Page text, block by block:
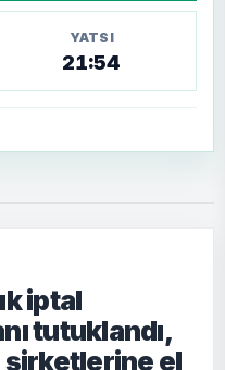
YATSI
21:54
iptal
tutuklandı,
el